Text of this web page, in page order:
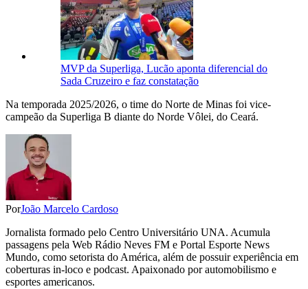
MVP da Superliga, Lucão aponta diferencial do
Sada Cruzeiro e faz constatação
Na temporada 2025/2026, o time do Norte de Minas foi vice-
campeão da Superliga B diante do Norde Vôlei, do Ceará.
PorJoão Marcelo Cardoso
Jornalista formado pelo Centro Universitário UNA. Acumula
passagens pela Web Rádio Neves FM e Portal Esporte News
Mundo, como setorista do América, além de possuir experiência em
coberturas in-loco e podcast. Apaixonado por automobilismo e
esportes americanos.